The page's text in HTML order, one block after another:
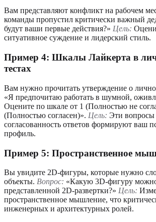
Вам представляют конфликт на рабочем
команды пропустил критически важный
будут ваши первые действия?» Цель:
ситуативное суждение и лидерский стиль.
Пример 4: Шкалы Лайкерта в
тестах
Вам нужно прочитать утверждение о
«Я предпочитаю работать в шумной,
Оцените по шкале от 1 (Полностью не
(Полностью согласен)». Цель: Эти вопросы
согласованность ответов формируют ваш
профиль.
Пример 5: Пространственное
Вы увидите 2D-фигуры, которые нужно
объекты. Вопрос: «Какую 3D-фигуру
представленной 2D-развертки?» Цель:
пространственное мышление, что
инженерных и архитектурных ролей.